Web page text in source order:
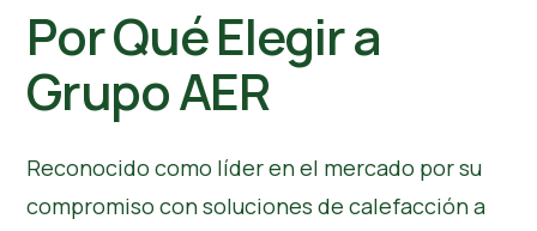
Por Qué Elegir a
Grupo AER
Reconocido como líder en el mercado por su
compromiso consoluciones de calefaccióna